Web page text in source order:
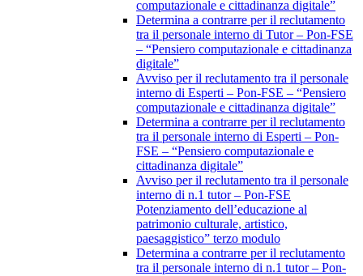
computazionale e cittadinanza digitale”
Determina a contrarre per il reclutamento
tra il personale interno di Tutor – Pon-FSE
– “Pensiero computazionale e cittadinanza
digitale”
Avviso per il reclutamento tra il personale
interno di Esperti – Pon-FSE – “Pensiero
computazionale e cittadinanza digitale”
Determina a contrarre per il reclutamento
tra il personale interno di Esperti – Pon-
FSE – “Pensiero computazionale e
cittadinanza digitale”
Avviso per il reclutamento tra il personale
interno di n.1 tutor – Pon-FSE
Potenziamento dell’educazione al
patrimonio culturale, artistico,
paesaggistico” terzo modulo
Determina a contrarre per il reclutamento
tra il personale interno di n.1 tutor – Pon-